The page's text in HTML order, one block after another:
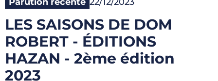
LES SAISONS DE DOM
ROBERT - ÉDITIONS
HAZAN - 2ème édition
2023